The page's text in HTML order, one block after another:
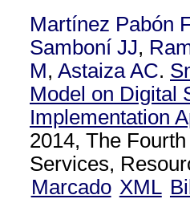
Martínez Pabón
Samboní JJ,
M, Astaiza AC.
Model on Digital
Implementation
2014, The
Services,
Marcado XML